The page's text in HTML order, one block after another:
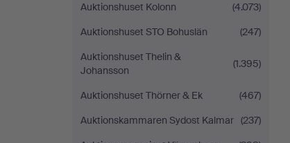
Auktionshuset Kolonn
(4.073)
Auktionshuset STO Bohuslän
(247)
Auktionshuset Thelin &
Johansson
(1.395)
Auktionshuset Thörner & Ek
(467)
Auktionskammaren Sydost Kalmar (237)